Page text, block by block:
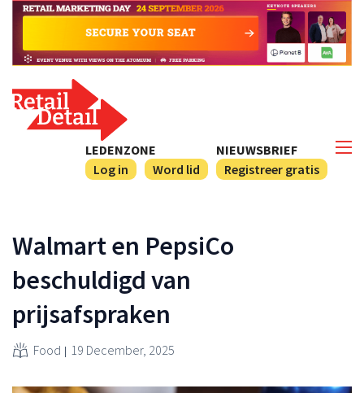
NIEUWSBRIEF
Registreer gratis
LEDENZONE
Log in
Word lid
Walmart en PepsiCo
beschuldigd van
prijsafspraken
Food 19 December, 2025